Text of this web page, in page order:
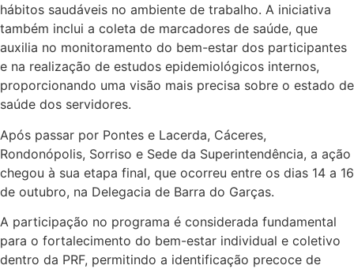
hábitos saudáveis no ambiente de trabalho. A iniciativa
também inclui a coleta de marcadores de saúde, que
auxilia no monitoramento do bem-estar dos participantes
e na realização de estudos epidemiológicos internos,
proporcionando uma visão mais precisa sobre o estado de
saúde dos servidores.
Após passar por Pontes e Lacerda, Cáceres,
Rondonópolis, Sorriso e Sede da Superintendência, a ação
chegou à sua etapa final, que ocorreu entre os dias 14 a 16
de outubro, na Delegacia de Barra do Garças.
A participação no programa é considerada fundamental
para o fortalecimento do bem-estar individual e coletivo
dentro da PRF, permitindo a identificação precoce de